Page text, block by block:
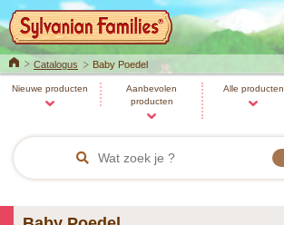
HomeCatalogus Baby Poedel
Nieuwe producten
Aanbevolen
producten
Alle producten